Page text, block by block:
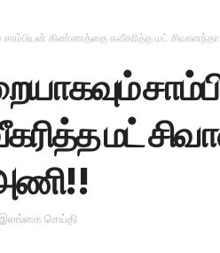
சாம்பியன் கிண்ணத்தை சுவீகரித்த மட்
மட்
செய்தி